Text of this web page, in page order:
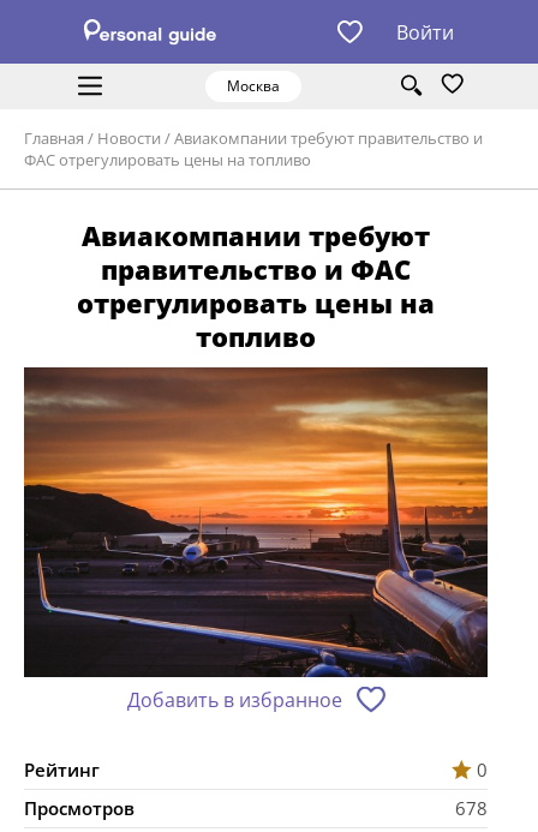
Войти
Москва
Главная / Новости /Авиакомпании требуют правительство и
ФАС отрегулировать цены на топливо
Авиакомпании требуют
правительство и ФАС
отрегулировать цены на
топливо
Добавить в избранное
Рейтинг
0
Просмотров
678